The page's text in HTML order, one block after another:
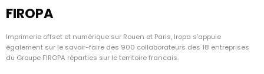
FIROPA
Imprimerie offset et numérique sur Rouen et Paris, Iropa s’appuie
également sur le savoir-faire des 900 collaborateurs des 18 entreprises
du Groupe FIROPA réparties sur le territoire francais.